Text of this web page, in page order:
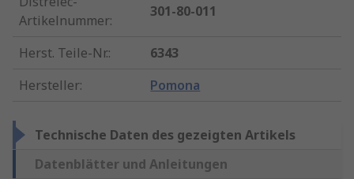
Artikelnummer:
301-80-011
Herst. Teile-Nr.:
6343
Hersteller: Pomona
Technische Daten des gezeigten Artikels
Datenblätter und Anleitungen